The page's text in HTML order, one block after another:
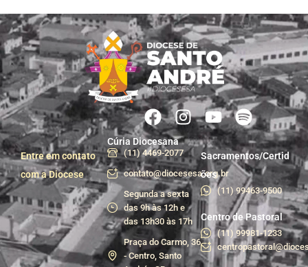
Entre em contato
com a Diocese
Cúria Diocesana
(11) 4469-2077
contato@diocesesa.org.br
Segunda a sexta
das 9h às 12h e
das 13h30 às 17h
Praça do Carmo, 36
- Centro, Santo
Sacramentos/Certid
ões
(11) 99463-9500
Centro de Pastoral
(11) 99981-1233